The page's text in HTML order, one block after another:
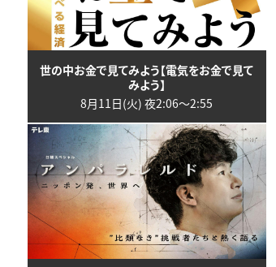
世の中お金で見てみよう【電気をお金で見て
みよう】
8月11日(火) 夜2:06〜2:55